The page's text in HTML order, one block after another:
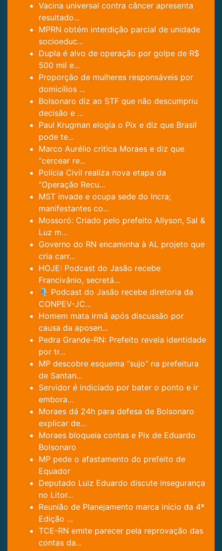
Vacina universal contra câncer apresenta
resultado...
MPRN obtém interdição parcial de unidade
socioeduc...
Dupla é alvo de operação por golpe de R$
500 mil e...
Proporção de mulheres responsáveis por
domicílios ...
Bolsonaro diz ao STF que não descumpriu
decisão e ...
Paul Krugman elogia o Pix e diz que Brasil
pode te...
Marco Aurélio critica Moraes e diz que
“cercear re...
Polícia Civil realiza nova etapa da
“Operação Recu...
MST invade e ocupa sede do Incra;
manifestantes co...
Mossoró: Criado pelo prefeito Allyson, Sal &
Luz m...
Governo do RN encaminha à AL projeto que
cria carr...
HOJE: Podcast do Jasão recebe
Francivânio, secretá...
🎙️ Podcast do Jasão recebe diretoria da
CONPEV-JC...
Homem mata irmã após discussão por
causa da aposen...
Pedra Grande-RN: Prefeito revela identidade
por tr...
MP descobre esquema “sujo” na prefeitura
de Santan...
Servidor é indiciado por bater o ponto e ir
embora...
Moraes dá 24h para defesa de Bolsonaro
explicar de...
Moraes bloqueia contas e Pix de Eduardo
Bolsonaro
MP pede o afastamento do prefeito de
Equador
Deputado Luiz Eduardo discute insegurança
no Litor...
Reunião de Planejamento marca início da 4ª
Edição ...
TCE-RN emite parecer pela reprovação das
contas da...